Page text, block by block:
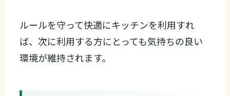
ルールを守って快適にキッチンを利用すれ
ば、次に利用する方にとっても気持ちの良い
環境が維持されます。